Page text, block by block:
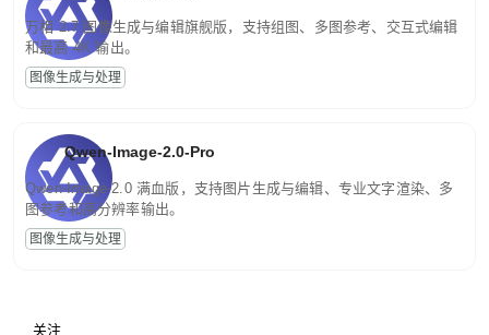
万相 2.7 图像生成与编辑旗舰版，支持组图、多图参考、交互式编辑
和最高 4K 输出。
图像生成与处理
Qwen-Image-2.0-Pro
Qwen-Image-2.0 满血版，支持图片生成与编辑、专业文字渲染、多
图参考和高分辨率输出。
图像生成与处理
关注